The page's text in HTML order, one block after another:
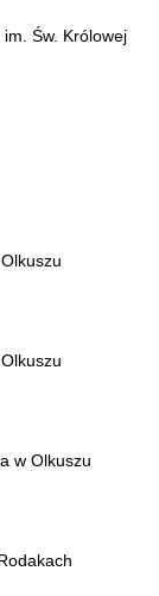
im. Św. Królowej
w Olkuszu